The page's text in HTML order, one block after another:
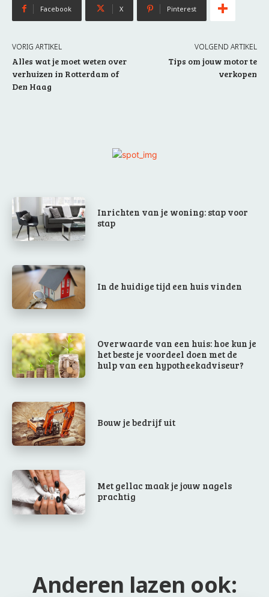
Facebook X Pinterest
VORIG ARTIKEL
Alles wat je moet weten over
verhuizen in Rotterdam of
Den Haag
VOLGEND ARTIKEL
Tips om jouw motor te
verkopen
Inrichten van je woning: stap voor
stap
In de huidige tijd een huis vinden
Overwaarde van een huis: hoe kun je
het beste je voordeel doen met de
hulp van een hypotheekadviseur?
Bouw je bedrijf uit
Met gellac maak je jouw nagels
prachtig
Anderen lazen ook: